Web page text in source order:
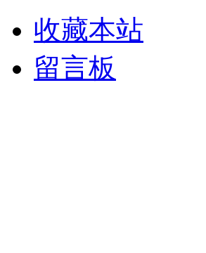
收藏本站
留言板